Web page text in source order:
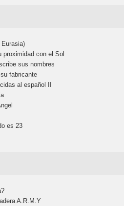
proximidad con el Sol
sus nombres
fabricante
al español II
es 23
A.R.M.Y